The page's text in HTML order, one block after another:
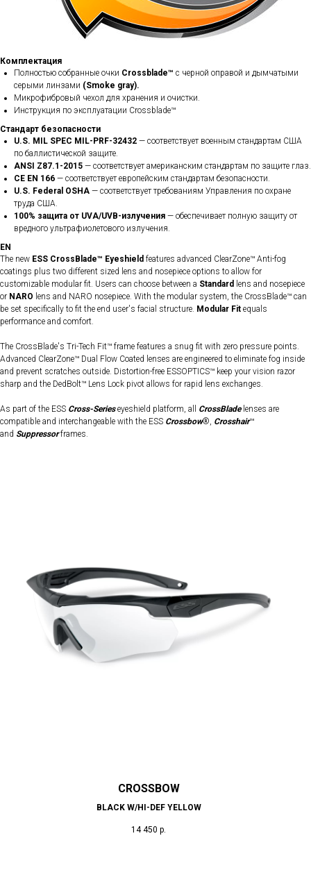
Комплектация
Полностью собранные очки Crossblade™ с черной оправой и дымчатыми
серыми линзами (Smoke gray).
Микрофибровый чехол для хранения и очистки.
Инструкция по эксплуатации Crossblade™
Стандарт безопасности
U.S. MIL SPEC MIL-PRF-32432 — соответствует военным стандартам США
по баллистической защите.
ANSI Z87.1-2015 — соответствует американским стандартам по защите глаз.
CE EN 166 — соответствует европейским стандартам безопасности.
U.S. Federal OSHA — соответствует требованиям Управления по охране
труда США.
100% защита от UVA/UVB-излучения — обеспечивает полную защиту от
вредного ультрафиолетового излучения.
EN
The new ESS CrossBlade™ Eyeshield features advanced ClearZone™ Anti-fog
coatings plus two different sized lens and nosepiece options to allow for
customizable modular fit. Users can choose between a Standard lens and nosepiece
or NARO lens and NARO nosepiece. With the modular system, the CrossBlade™ can
be set specifically to fit the end user's facial structure. Modular Fit equals
performance and comfort.
The CrossBlade's Tri-Tech Fit™ frame features a snug fit with zero pressure points.
Advanced ClearZone™ Dual Flow Coated lenses are engineered to eliminate fog inside
and prevent scratches outside. Distortion-free ESSOPTICS™ keep your vision razor
sharp and the DedBolt™ Lens Lock pivot allows for rapid lens exchanges.
As part of the ESS Cross-Serieseyeshield platform, all CrossBladelenses are
compatible and interchangeable with the ESS Crossbow®, Crosshair™
and Suppressorframes.
CROSSBOW
BLACK W/HI-DEF YELLOW
14 450 р.